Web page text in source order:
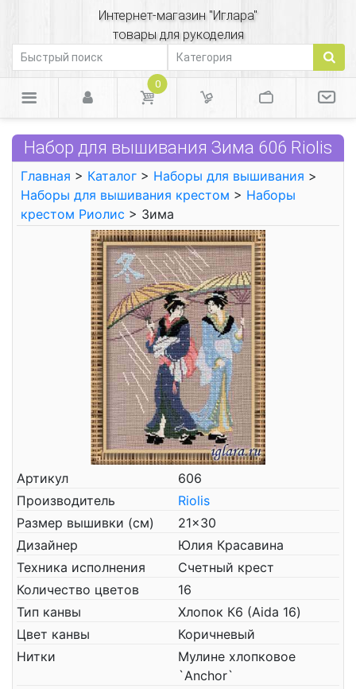
Интернет-магазин "Иглара"
товары для рукоделия
0
Набор для вышивания Зима 606 Riolis
Главная > Каталог > Наборы для вышивания >
Наборы для вышивания крестом > Наборы
крестом Риолис > Зима
Артикул
606
Производитель
Riolis
Размер вышивки (см)
21x30
Дизайнер
Юлия Красавина
Техника исполнения
Счетный крест
Количество цветов
16
Тип канвы
Хлопок К6 (Aida 16)
Цвет канвы
Коричневый
Нитки
Мулине хлопковое
`Anchor`